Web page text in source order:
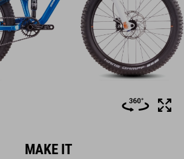
MAKE IT